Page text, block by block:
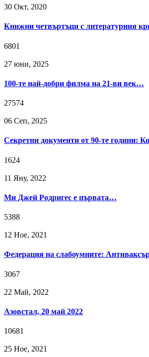
30 Окт, 2020
Книжни четвъртъци с литературния
6801
27 юни, 2025
100-те най-добри филма на 21-ви век…
27574
06 Сeп, 2025
Секретни документи от 90-те години:
1624
11 Яну, 2022
Ми Джей Родригес е първата…
5388
12 Ное, 2021
Федерация на слабоумните:
3067
22 Май, 2022
Азовстал, 20 май 2022
10681
25 Ное, 2021